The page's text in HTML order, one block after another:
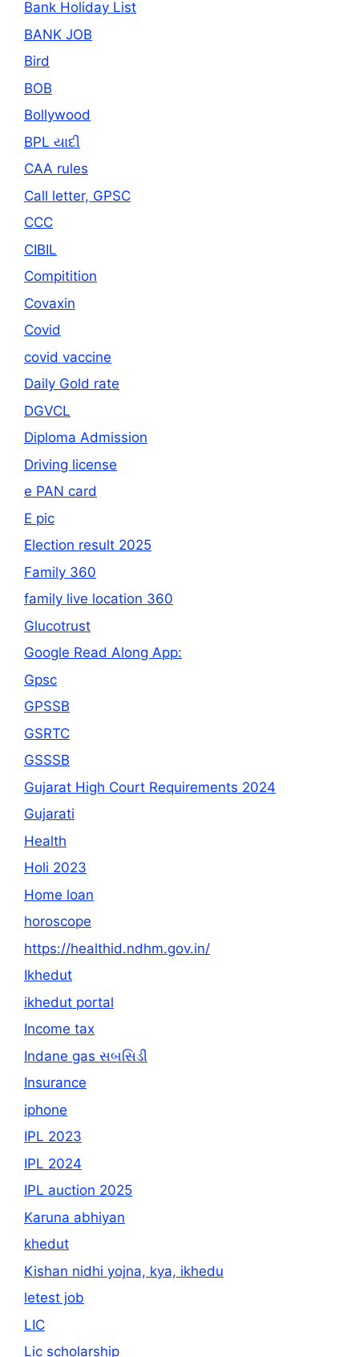
Bank Holiday List
BANK JOB
Bird
BOB
Bollywood
BPL યાદી
CAA rules
Call letter, GPSC
CCC
CIBIL
Compitition
Covaxin
Covid
covid vaccine
Daily Gold rate
DGVCL
Diploma Admission
Driving license
e PAN card
E pic
Election result 2025
Family 360
family live location 360
Glucotrust
Google Read Along App:
Gpsc
GPSSB
GSRTC
GSSSB
Gujarat High Court Requirements 2024
Gujarati
Health
Holi 2023
Home loan
horoscope
https://healthid.ndhm.gov.in/
Ikhedut
ikhedut portal
Income tax
Indane gas સબસિડી
Insurance
iphone
IPL 2023
IPL 2024
IPL auction 2025
Karuna abhiyan
khedut
Kishan nidhi yojna, kya, ikhedu
letest job
LIC
Lic scholarship